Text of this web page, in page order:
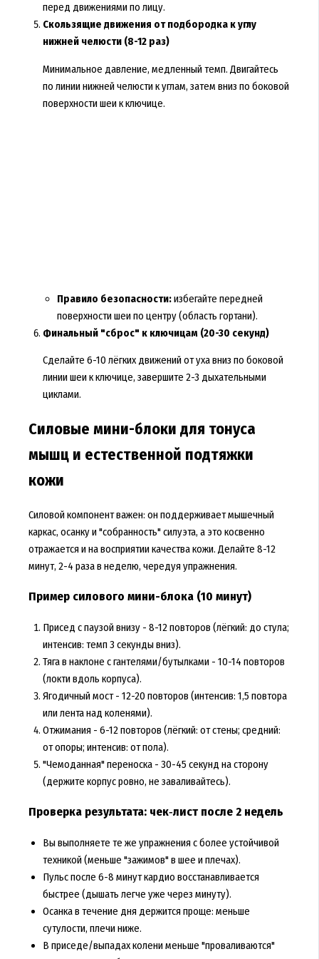
перед движениями по лицу.
Скользящие движения от подбородка к углу
нижней челюсти (8-12 раз)
Минимальное давление, медленный темп. Двигайтесь
по линии нижней челюсти к углам, затем вниз по боковой
поверхности шеи к ключице.
Правило безопасности:избегайте передней
поверхности шеи по центру (область гортани).
Финальный "сброс" к ключицам (20-30 секунд)
Сделайте 6-10 лёгких движений от уха вниз по боковой
линии шеи к ключице, завершите 2-3 дыхательными
циклами.
Силовые мини-блоки для тонуса
мышц и естественной подтяжки
кожи
Силовой компонент важен: он поддерживает мышечный
каркас, осанку и "собранность" силуэта, а это косвенно
отражается и на восприятии качества кожи. Делайте 8-12
минут, 2-4 раза в неделю, чередуя упражнения.
Пример силового мини-блока (10 минут)
Присед с паузой внизу - 8-12 повторов (лёгкий: до стула;
интенсив: темп 3 секунды вниз).
Тяга в наклоне с гантелями/бутылками - 10-14 повторов
(локти вдоль корпуса).
Ягодичный мост - 12-20 повторов (интенсив: 1,5 повтора
или лента над коленями).
Отжимания - 6-12 повторов (лёгкий: от стены; средний:
от опоры; интенсив: от пола).
"Чемоданная" переноска - 30-45 секунд на сторону
(держите корпус ровно, не заваливайтесь).
Проверка результата: чек‑лист после 2 недель
Вы выполняете те же упражнения с более устойчивой
техникой (меньше "зажимов" в шее и плечах).
Пульс после 6-8 минут кардио восстанавливается
быстрее (дышать легче уже через минуту).
Осанка в течение дня держится проще: меньше
сутулости, плечи ниже.
В приседе/выпадах колени меньше "проваливаются"